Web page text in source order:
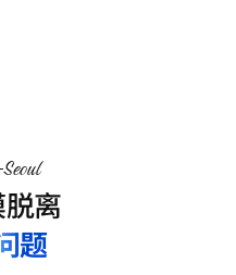
Seoul
离
题